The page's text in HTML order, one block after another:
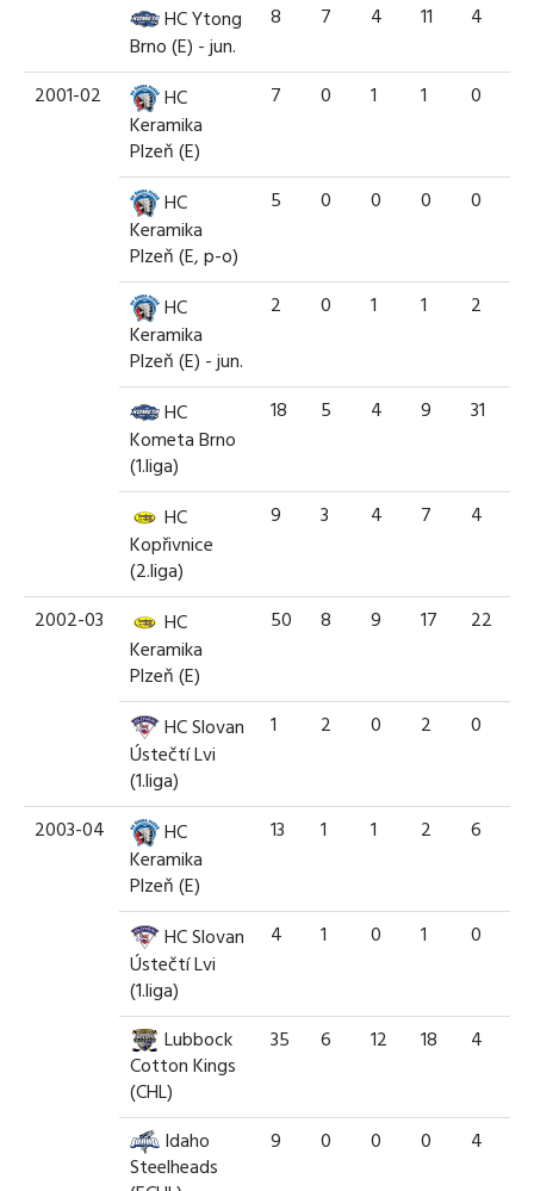
HC Ytong
Brno (E) - jun.
8 7 4 11 4
2001-02
HC
Keramika
Plzeň (E)
7 0 1 1 0
HC
Keramika
Plzeň (E, p-o)
5 0 0 0 0
HC
Keramika
Plzeň (E) - jun.
2 0 1 1 2
HC
Kometa Brno
(1.liga)
18 5 4 9 31
HC
Kopřivnice
(2.liga)
9 3 4 7 4
2002-03
HC
Keramika
Plzeň (E)
50 8 9 17 22
HC Slovan
Ústečtí Lvi
(1.liga)
1 2 0 2 0
2003-04
HC
Keramika
Plzeň (E)
13 1 1 2 6
HC Slovan
Ústečtí Lvi
(1.liga)
4 1 0 1 0
Lubbock
Cotton Kings
(CHL)
35 6 12 18 4
Idaho
Steelheads
9 0 0 0 4